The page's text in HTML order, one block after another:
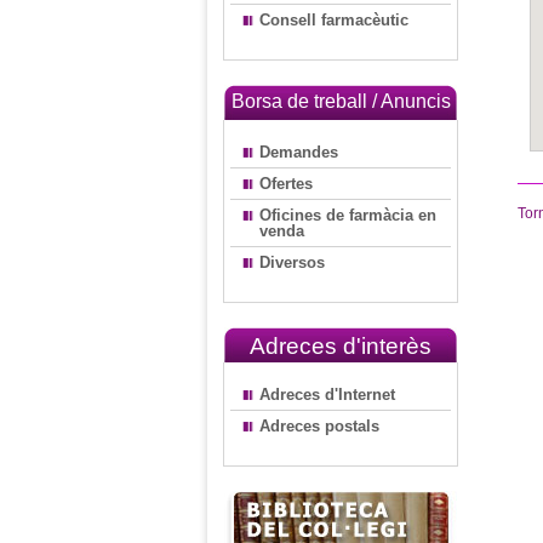
Consell farmacèutic
Borsa de treball / Anuncis
Demandes
Ofertes
Oficines de farmàcia en
venda
Diversos
Adreces d'interès
Adreces d'Internet
Adreces postals